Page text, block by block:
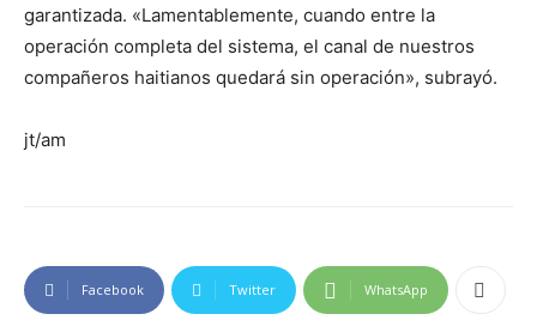
garantizada. «Lamentablemente, cuando entre la
operación completa del sistema, el canal de nuestros
compañeros haitianos quedará sin operación», subrayó.
jt/am
Facebook Twitter WhatsApp